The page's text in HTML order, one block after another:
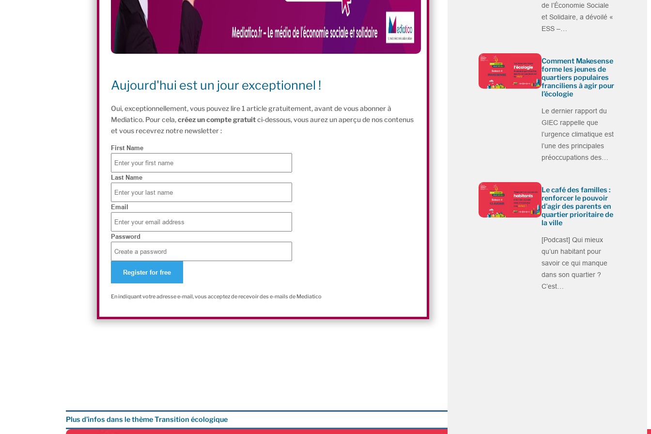
Aujourd'hui est un jour exceptionnel !
Oui, exceptionnellement, vous pouvez lire 1 article gratuitement, avant de vous abonner à
Mediatico. Pour cela,créez un compte gratuitci-dessous, vous aurez un aperçu de nos contenus
et vous recevrez notre newsletter :
First Name
Last Name
Email
Password
En indiquant votre adresse e-mail, vous acceptez de recevoir des e-mails de Mediatico
Plus d’infos dans le thème Transition écologique
de l’Économie Sociale
et Solidaire, a dévoilé «
ESS –…
Comment Makesense
forme les jeunes de
quartiers populaires
franciliens à agir pour
l’écologie
Le dernier rapport du
GIEC rappelle que
l’urgence climatique est
l’une des principales
préoccupations des…
Le café des familles :
renforcer le pouvoir
d’agir des parents en
quartier prioritaire de
la ville
[Podcast] Qui mieux
qu’un habitant pour
savoir ce qui manque
dans son quartier ?
C’est…